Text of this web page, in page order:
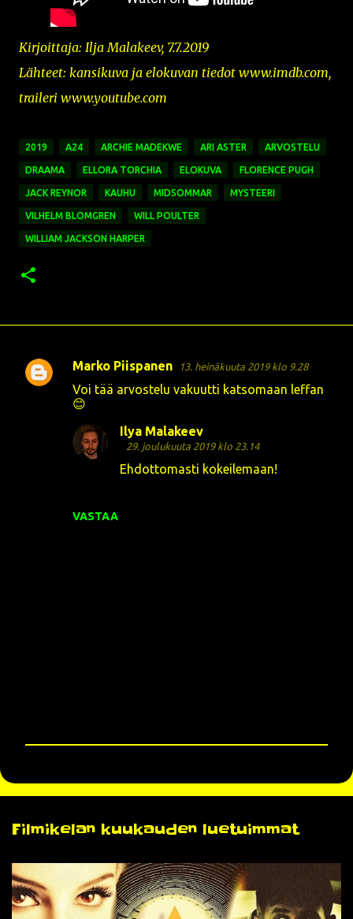
Kirjoittaja: Ilja Malakeev, 7.7.2019
Lähteet: kansikuva ja elokuvan tiedot www.imdb.com,
traileri www.youtube.com
2019 A24 ARCHIE MADEKWE ARI ASTER ARVOSTELU
DRAAMA ELLORA TORCHIA ELOKUVA FLORENCE PUGH
JACK REYNOR KAUHU MIDSOMMAR MYSTEERI
VILHELM BLOMGREN WILL POULTER
WILLIAM JACKSON HARPER
K
Marko Piispanen 13. heinäkuuta 2019 klo 9.28
Voi tää arvostelu vakuutti katsomaan leffan
😊
VASTAA
Ilya Malakeev
29. joulukuuta 2019 klo 23.14
Ehdottomasti kokeilemaan!
ä
h
t
ä
o
m
m
e
Filmikelan kuukauden luetuimmat